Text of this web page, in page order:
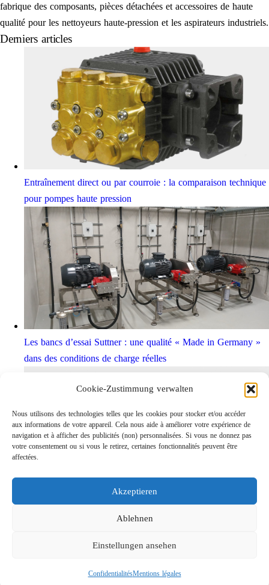
Cookie-Zustimmung verwalten
Nous utilisons des technologies telles que les cookies pour stocker et/ou accéder
aux informations de votre appareil. Cela nous aide à améliorer votre expérience de
navigation et à afficher des publicités (non) personnalisées. Si vous ne donnez pas
votre consentement ou si vous le retirez, certaines fonctionnalités peuvent être
affectées.
Akzeptieren
Ablehnen
Einstellungen ansehen
ConfidentialitésMentions légales
fabrique des composants, pièces détachées et accessoires de haute
qualité pour les nettoyeurs haute-pression et les aspirateurs industriels.
Derniers articles
Entraînement direct ou par courroie : la comparaison technique
pour pompes haute pression
Les bancs d’essai Suttner : une qualité « Made in Germany »
dans des conditions de charge réelles